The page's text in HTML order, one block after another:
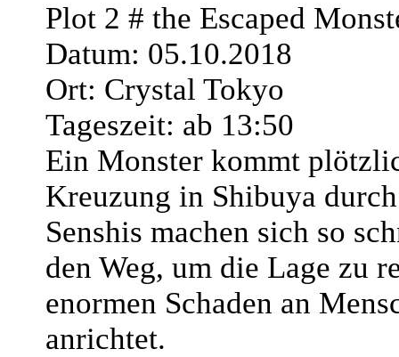
Plot 2 # the Escaped
Datum: 05.10.2018
Ort: Crystal Tokyo
Tageszeit: ab 13:50
Ein Monster kommt
Kreuzung in Shibuya
Senshis machen sich so
den Weg, um die Lage zu
enormen Schaden an
anrichtet.